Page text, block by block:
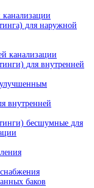
для наружной
канализации
для внутренней
улучшенным
внутренней
бесшумные для
баков